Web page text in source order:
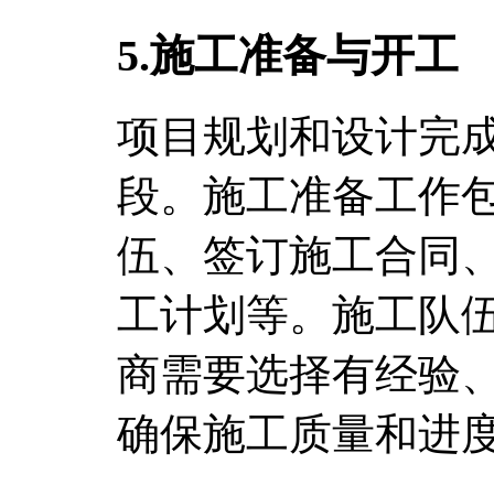
5.施工准备与开工
项目规划和设计完
段。施工准备工作
伍、签订施工合同
工计划等。施工队
商需要选择有经验
确保施工质量和进